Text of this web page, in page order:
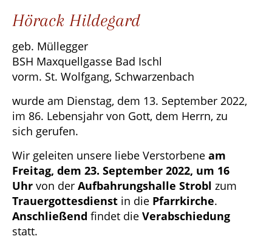
Hörack Hildegard
geb. Müllegger
BSH Maxquellgasse Bad Ischl
vorm. St. Wolfgang, Schwarzenbach
wurde am Dienstag, dem 13. September 2022,
im 86. Lebensjahr von Gott, dem Herrn, zu
sich gerufen.
Wir geleiten unsere liebe Verstorbene am
Freitag, dem 23. September 2022, um 16
Uhr von der Aufbahrungshalle Strobl zum
Trauergottesdienst in die Pfarrkirche.
Anschließend findet die Verabschiedung
statt.